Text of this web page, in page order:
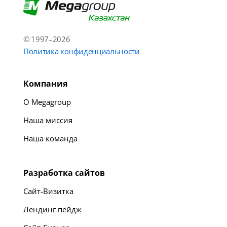
© 1997–2026
Политика конфиденциальности
Компания
О Megagroup
Наша миссия
Наша команда
Разработка сайтов
Сайт-Визитка
Лендинг пейдж